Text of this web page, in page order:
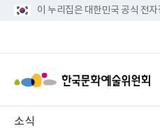
이 누리집은 대한민국 공식 전
소식